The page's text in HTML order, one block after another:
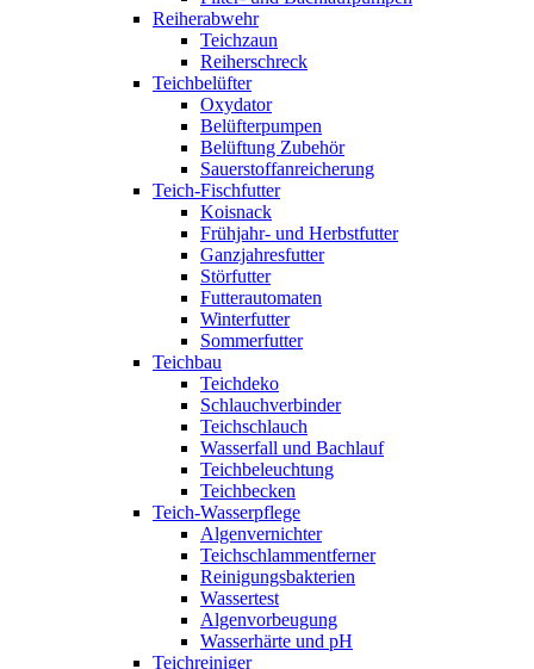
Reiherabwehr
Teichzaun
Reiherschreck
Teichbelüfter
Oxydator
Belüfterpumpen
Belüftung Zubehör
Sauerstoffanreicherung
Teich-Fischfutter
Koisnack
Frühjahr- und Herbstfutter
Ganzjahresfutter
Störfutter
Futterautomaten
Winterfutter
Sommerfutter
Teichbau
Teichdeko
Schlauchverbinder
Teichschlauch
Wasserfall und Bachlauf
Teichbeleuchtung
Teichbecken
Teich-Wasserpflege
Algenvernichter
Teichschlammentferner
Reinigungsbakterien
Wassertest
Algenvorbeugung
Wasserhärte und pH
Teichreiniger